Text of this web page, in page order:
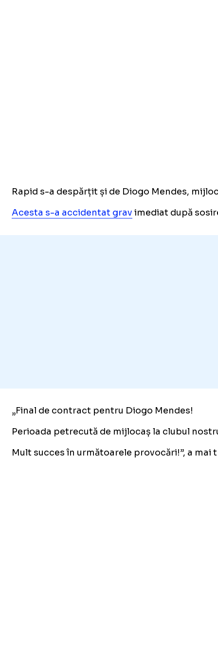
Rapid s-a despărțit și de Diogo Mendes,
Acesta s-a accidentat grav imediat după
„Final de contract pentru Diogo Mendes!
Perioada petrecută de mijlocaș la clubul
Mult succes în următoarele provocări!”, a mai